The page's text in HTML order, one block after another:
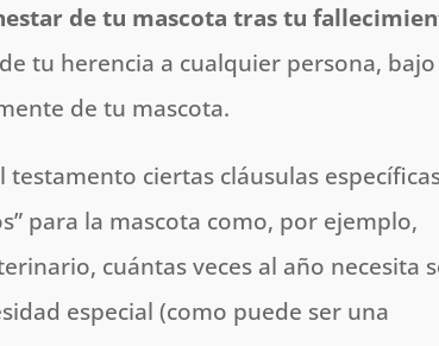
de tu mascota tras tu
tu herencia a cualquier persona,
de tu mascota.
ciertas cláusulas
para la mascota como, por ejemplo,
cuántas veces al año necesita
especial (como puede ser una